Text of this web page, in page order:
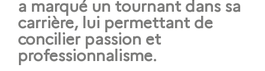
a marqué un tournant dans sa
carrière, lui permettant de
concilier passion et
professionnalisme.